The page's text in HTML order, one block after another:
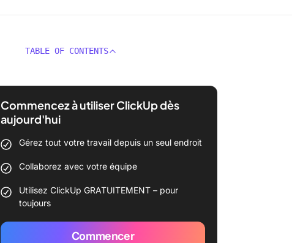
TABLE OF CONTENTS
Commencez à utiliser ClickUp dès
aujourd'hui
Gérez tout votre travail depuis un seul endroit
Collaborez avec votre équipe
Utilisez ClickUp GRATUITEMENT – pour
toujours
Commencer